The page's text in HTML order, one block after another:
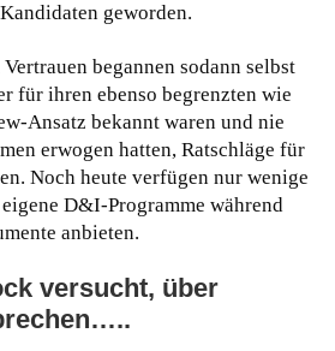
geworden.
begannen sodann selbst
für ihren ebenso begrenzten wie
Ansatz bekannt waren und nie
erwogen hatten, Ratschläge für
Noch heute verfügen nur wenige
D&I-Programme während
anbieten.
versucht, über